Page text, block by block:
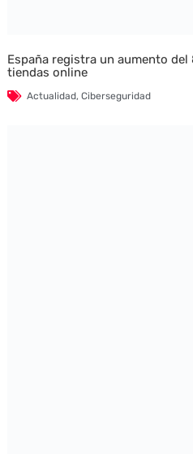
España registra un aumento del
tiendas online
Actualidad, Ciberseguridad